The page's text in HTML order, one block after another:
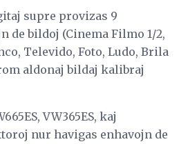
supre provizas 9
de bildoj (Cinema Filmo 1/2,
Televido, Foto, Ludo, Brila
aldonaj bildaj kalibraj
VW365ES, kaj
nur havigas enhavojn de